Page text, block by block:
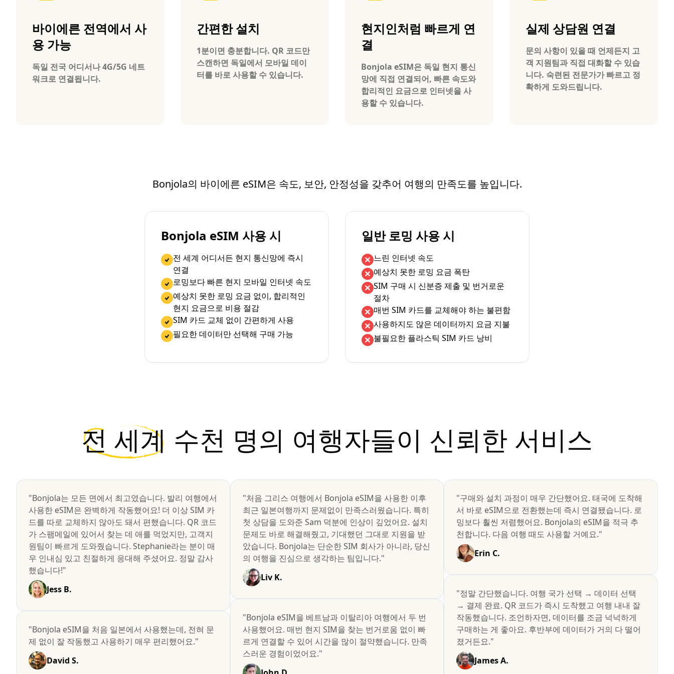
바이에른 전역에서 사
용 가능
독일 전국 어디서나 4G/5G 네트
워크로 연결됩니다.
간편한 설치
1분이면 충분합니다. QR 코드만
스캔하면 독일에서 모바일 데이
터를 바로 사용할 수 있습니다.
현지인처럼 빠르게 연
결
Bonjola eSIM은 독일 현지 통신
망에 직접 연결되어, 빠른 속도와
합리적인 요금으로 인터넷을 사
용할 수 있습니다.
실제 상담원 연결
문의 사항이 있을 때 언제든지 고
객 지원팀과 직접 대화할 수 있습
니다. 숙련된 전문가가 빠르고 정
확하게 도와드립니다.
Bonjola의 바이에른 eSIM은 속도, 보안, 안정성을 갖추어 여행의 만족도를 높입니다.
Bonjola eSIM 사용 시
전 세계 어디서든 현지 통신망에 즉시
연결
로밍보다 빠른 현지 모바일 인터넷 속도
예상치 못한 로밍 요금 없이, 합리적인
현지 요금으로 비용 절감
SIM 카드 교체 없이 간편하게 사용
필요한 데이터만 선택해 구매 가능
일반 로밍 사용 시
느린 인터넷 속도
예상치 못한 로밍 요금 폭탄
SIM 구매 시 신분증 제출 및 번거로운
절차
매번 SIM 카드를 교체해야 하는 불편함
사용하지도 않은 데이터까지 요금 지불
불필요한 플라스틱 SIM 카드 낭비
전 세계 수천 명의 여행자들이 신뢰한 서비스
"Bonjola는 모든 면에서 최고였습니다. 발리 여행에서
사용한 eSIM은 완벽하게 작동했어요! 더 이상 SIM 카
드를 따로 교체하지 않아도 돼서 편했습니다. QR 코드
가 스팸메일에 있어서 찾는 데 애를 먹었지만, 고객지
원팀이 빠르게 도와줬습니다. Stephanie라는 분이 매
우 인내심 있고 친절하게 응대해 주셨어요. 정말 감사
했습니다!"
Jess B.
"Bonjola eSIM을 처음 일본에서 사용했는데, 전혀 문
제 없이 잘 작동했고 사용하기 매우 편리했어요."
David S.
"처음 그리스 여행에서 Bonjola eSIM을 사용한 이후
최근 일본여행까지 문제없이 만족스러웠습니다. 특히
첫 상담을 도와준 Sam 덕분에 인상이 깊었어요. 설치
문제도 바로 해결해줬고, 기대했던 그대로 지원을 받
았습니다. Bonjola는 단순한 SIM 회사가 아니라, 당신
의 여행을 진심으로 생각하는 팀입니다."
Liv K.
"Bonjola eSIM을 베트남과 이탈리아 여행에서 두 번
사용했어요. 매번 현지 SIM을 찾는 번거로움 없이 빠
르게 연결할 수 있어 시간을 많이 절약했습니다. 만족
스러운 경험이었어요."
"구매와 설치 과정이 매우 간단했어요. 태국에 도착해
서 바로 eSIM으로 전환했는데 즉시 연결됐습니다. 로
밍보다 훨씬 저렴했어요. Bonjola의 eSIM을 적극 추
천합니다. 다음 여행 때도 사용할 거예요."
Erin C.
"정말 간단했습니다. 여행 국가 선택 → 데이터 선택
→ 결제 완료. QR 코드가 즉시 도착했고 여행 내내 잘
작동했습니다. 조언하자면, 데이터를 조금 넉넉하게
구매하는 게 좋아요. 후반부에 데이터가 거의 다 떨어
졌거든요."
James A.